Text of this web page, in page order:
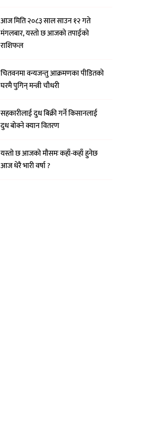
आज मिति २०८३ साल साउन १२ गते
मंगलबार, यस्तो छ आजको तपाईको
राशिफल
चितवनमा वन्यजन्तु आक्रमणका पीडितको
घरमै पुगिन् मन्त्री चौधरी
सहकारीलाई दुध बिक्री गर्ने किसानलाई
दुध बोक्ने क्यान वितरण
यस्तो छ आजको मौसमः कहाँ-कहाँ हुनेछ
आज धेरै भारी वर्षा ?